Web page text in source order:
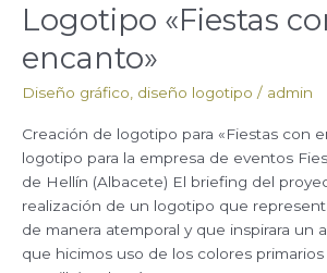
Logotipo «Fiestas
encanto»
Diseño gráfico, diseño logotipo / admin
Creación de logotipo para «Fiestas con
logotipo para la empresa de eventos
de Hellín (Albacete) El briefing del
realización de un logotipo que
de manera atemporal y que inspirara un
que hicimos uso de los colores
Logotipo
«Fiestas
con
encanto»